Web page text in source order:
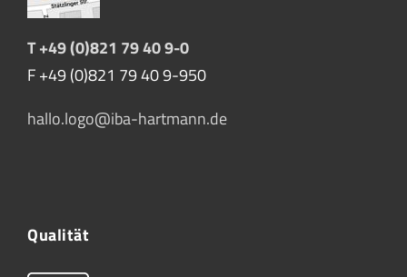
T +49 (0)821 79 40 9-0
F +49 (0)821 79 40 9-950
hallo.logo@iba-hartmann.de
Qualität